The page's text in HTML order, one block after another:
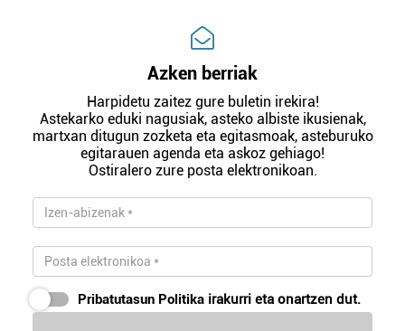
Azken berriak
Harpidetu zaitez gure buletin irekira!
Astekarko eduki nagusiak, asteko albiste ikusienak,
martxan ditugun zozketa eta egitasmoak, asteburuko
egitarauen agenda eta askoz gehiago!
Ostiralero zure posta elektronikoan.
Pribatutasun Politika irakurri eta onartzen dut.